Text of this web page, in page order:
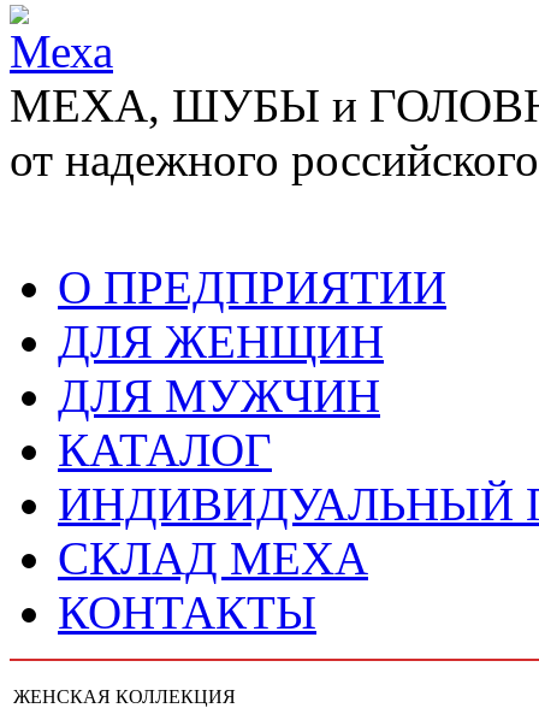
МЕХА, ШУБЫ и
от надежного
О ПРЕДПРИЯТИИ
ДЛЯ ЖЕНЩИН
ДЛЯ МУЖЧИН
КАТАЛОГ
ИНДИВИДУАЛЬНЫЙ
СКЛАД МЕХА
КОНТАКТЫ
ЖЕНСКАЯ КОЛЛЕКЦИЯ